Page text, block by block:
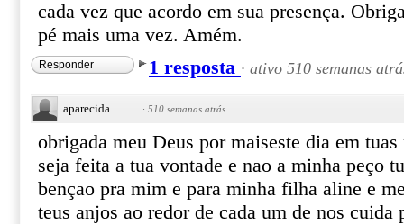
cada vez que acordo em sua presença.
pé mais uma vez. Amém.
Responder 1 resposta · ativo 510 semanas
aparecida · 510 semanas atrás
obrigada meu Deus por maiseste dia em
seja feita a tua vontade e nao a minha peço
bençao pra mim e para minha filha aline e
teus anjos ao redor de cada um de nos cuida